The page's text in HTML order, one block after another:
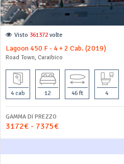
Visto 361372 volte
Lagoon 450 F - 4 + 2 Cab. (2019)
Road Town, Caraibico
4 cab 12 46 ft 4
GAMMA DI PREZZO
3172€ - 7375€